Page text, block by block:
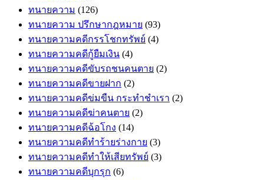
ทนายความ (126)
ทนายความ ปรึกษากฎหมาย (93)
ทนายความคดีกรรโชกทรัพย์ (4)
ทนายความคดีกู้ยืมเงิน (4)
ทนายความคดีขับรถชนคนตาย (2)
ทนายความคดีขายฝาก (2)
ทนายความคดีข่มขืน กระทำชำเรา (2)
ทนายความคดีฆ่าคนตาย (2)
ทนายความคดีฉ้อโกง (14)
ทนายความคดีทำร้ายร่างกาย (3)
ทนายความคดีทำให้เสียทรัพย์ (3)
ทนายความคดีบุกรุก (6)